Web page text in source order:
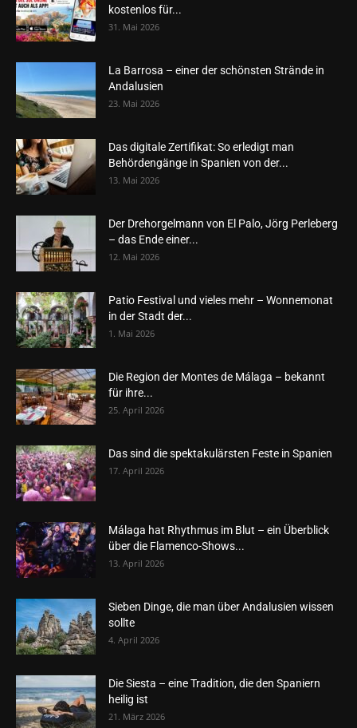
kostenlos für...
31. Mai 2026
La Barrosa – einer der schönsten Strände in
Andalusien
23. Mai 2026
Das digitale Zertifikat: So erledigt man
Behördengänge in Spanien von der...
13. Mai 2026
Der Drehorgelmann von El Palo, Jörg Perleberg
– das Ende einer...
12. Mai 2026
Patio Festival und vieles mehr – Wonnemonat
in der Stadt der...
1. Mai 2026
Die Region der Montes de Málaga – bekannt
für ihre...
25. April 2026
Das sind die spektakulärsten Feste in Spanien
17. April 2026
Málaga hat Rhythmus im Blut – ein Überblick
über die Flamenco-Shows...
13. April 2026
Sieben Dinge, die man über Andalusien wissen
sollte
4. April 2026
Die Siesta – eine Tradition, die den Spaniern
heilig ist
21. März 2026